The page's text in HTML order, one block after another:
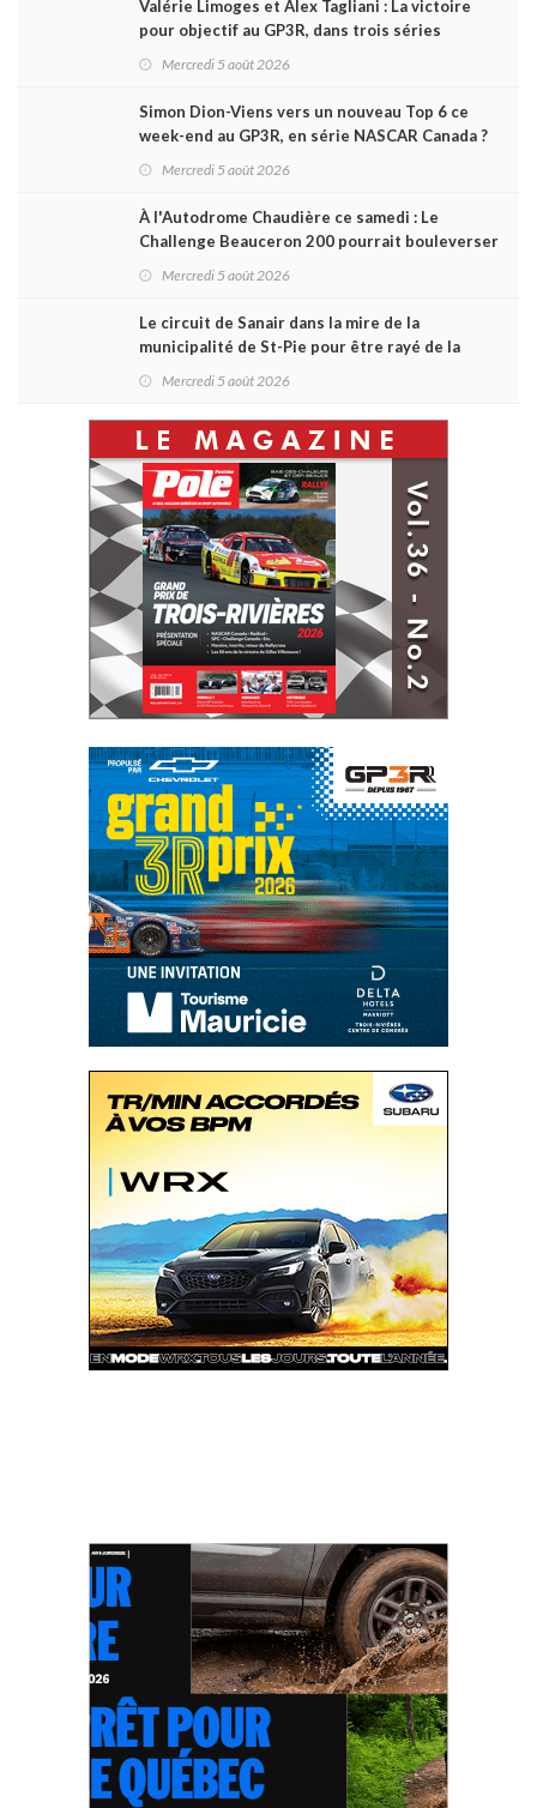
Valérie Limoges et Alex Tagliani : La victoire
pour objectif au GP3R, dans trois séries
Mercredi 5 août 2026
Simon Dion-Viens vers un nouveau Top 6 ce
week-end au GP3R, en série NASCAR Canada ?
Mercredi 5 août 2026
À l'Autodrome Chaudière ce samedi : Le
Challenge Beauceron 200 pourrait bouleverser
Mercredi 5 août 2026
Le circuit de Sanair dans la mire de la
municipalité de St-Pie pour être rayé de la
Mercredi 5 août 2026